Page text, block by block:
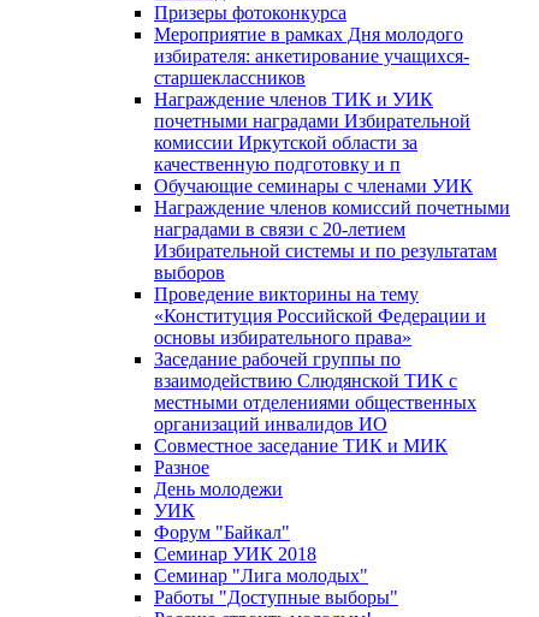
Призеры фотоконкурса
Мероприятие в рамках Дня молодого
избирателя: анкетирование учащихся-
старшеклассников
Награждение членов ТИК и УИК
почетными наградами Избирательной
комиссии Иркутской области за
качественную подготовку и п
Обучающие семинары с членами УИК
Награждение членов комиссий почетными
наградами в связи с 20-летием
Избирательной системы и по результатам
выборов
Проведение викторины на тему
«Конституция Российской Федерации и
основы избирательного права»
Заседание рабочей группы по
взаимодействию Слюдянской ТИК с
местными отделениями общественных
организаций инвалидов ИО
Совместное заседание ТИК и МИК
Разное
День молодежи
УИК
Форум "Байкал"
Семинар УИК 2018
Семинар "Лига молодых"
Работы "Доступные выборы"